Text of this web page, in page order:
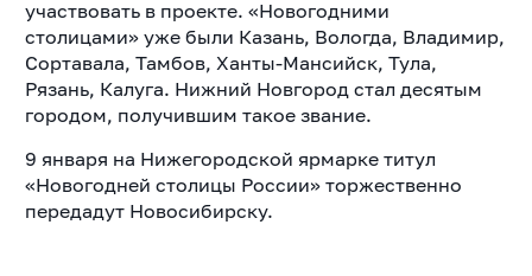
участвовать в проекте. «Новогодними
столицами» уже были Казань, Вологда, Владимир,
Сортавала, Тамбов, Ханты-Мансийск, Тула,
Рязань, Калуга. Нижний Новгород стал десятым
городом, получившим такое звание.
9 января на Нижегородской ярмарке титул
«Новогодней столицы России» торжественно
передадут Новосибирску.